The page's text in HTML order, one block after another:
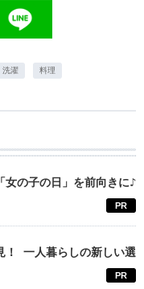
洗濯 料理
女の子の日」を前向きに♪
PR
！ 一人暮らしの新しい選
PR